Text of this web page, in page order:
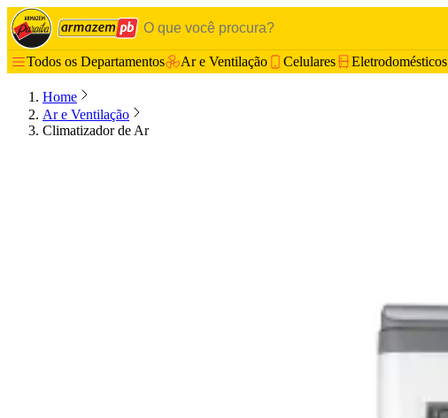
Todos os Departamentos Ar e Ventilação Celulares Eletrodomésticos
Home
Ar e Ventilação
Climatizador de Ar